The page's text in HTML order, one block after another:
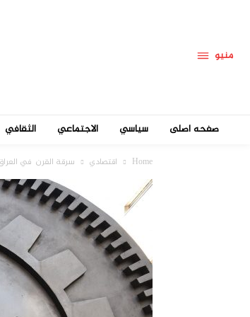
منيو
صفحه اصلی سياسي الاجتماعي الثقافي
Home اقتصادي سرقة القرن في